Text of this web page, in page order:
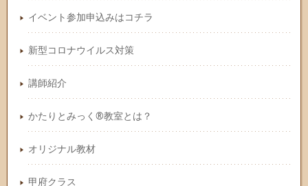
イベント参加申込みはコチラ
新型コロナウイルス対策
講師紹介
かたりとみっく®教室とは？
オリジナル教材
甲府クラス